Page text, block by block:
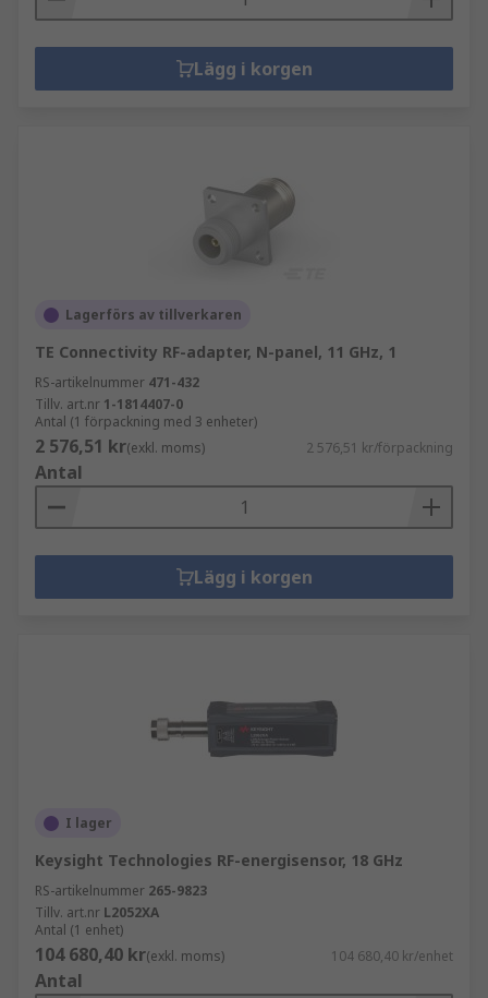
Lägg i korgen
Lagerförs av tillverkaren
TE Connectivity RF-adapter, N-panel, 11 GHz, 1
RS-artikelnummer 471-432
Tillv. art.nr 1-1814407-0
Antal (1 förpackning med 3 enheter)
2 576,51 kr(exkl. moms) 2 576,51 kr/förpackning
Antal
Lägg i korgen
I lager
Keysight Technologies RF-energisensor, 18 GHz
RS-artikelnummer 265-9823
Tillv. art.nr L2052XA
Antal (1 enhet)
104 680,40 kr(exkl. moms) 104 680,40 kr/enhet
Antal